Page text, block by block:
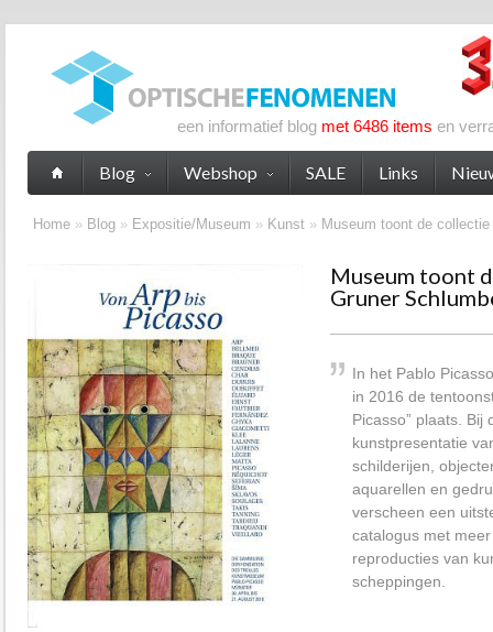
een informatief blog met 6486 items en
Home » Blog » Expositie/Museum » Kunst » Museum toont de
Museum toont
Gruner
In het Pablo
in 2016 de
Picasso” plaats. Bij
kunstpresentatie
schilderijen,
aquarellen en
verscheen een
catalogus met
reproducties van
scheppingen.
Blog Webshop SALE Links